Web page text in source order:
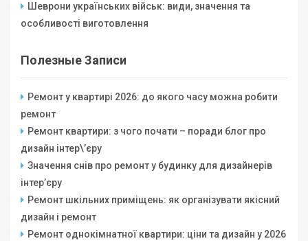
Шеврони українських військ: види, значення та
особливості виготовлення
Полезные Записи
Ремонт у квартирі 2026: до якого часу можна робити
ремонт
Ремонт квартири: з чого почати – поради блог про
дизайн інтер\’єру
Значення снів про ремонт у будинку для дизайнерів
інтер’єру
Ремонт шкільних приміщень: як організувати якісний
дизайн і ремонт
Ремонт однокімнатної квартири: ціни та дизайн у 2026